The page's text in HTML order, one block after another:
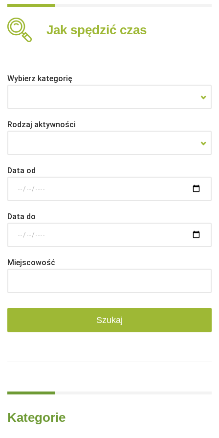
Jak spędzić czas
Wybierz kategorię
Rodzaj aktywności
Data od
Data do
Miejscowość
Kategorie